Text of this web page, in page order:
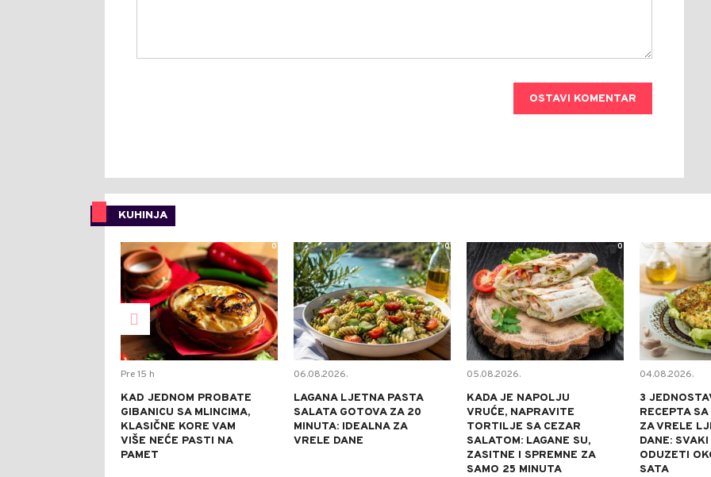
OSTAVI KOMENTAR
KUHINJA
0
Pre 15 h
KAD JEDNOM PROBATE
GIBANICU SA MLINCIMA,
KLASIČNE KORE VAM
VIŠE NEĆE PASTI NA
PAMET
0
06.08.2026.
LAGANA LJETNA PASTA
SALATA GOTOVA ZA 20
MINUTA: IDEALNA ZA
VRELE DANE
0
05.08.2026.
KADA JE NAPOLJU
VRUĆE, NAPRAVITE
TORTILJE SA CEZAR
SALATOM: LAGANE SU,
ZASITNE I SPREMNE ZA
SAMO 25 MINUTA
04.08.2026.
3
RECEPTA
ZA VRELE
DANE:
ODUZETI
SATA